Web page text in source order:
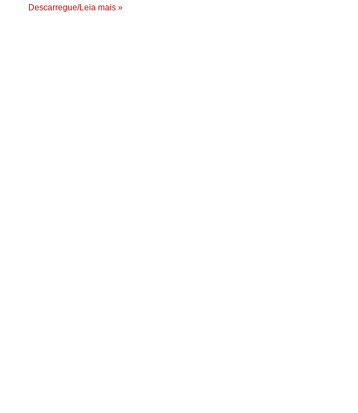
Descarregue/Leia mais »